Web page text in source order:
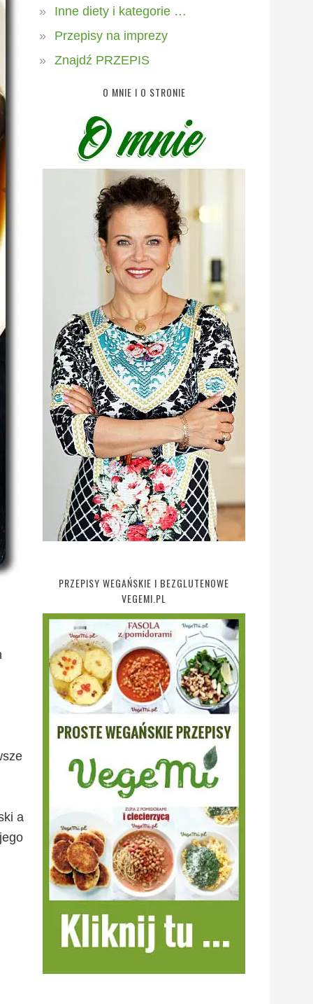
a
Inne diety i kategorie …
Przepisy na imprezy
Znajdź PRZEPIS
O MNIE I O STRONIE
PRZEPISY WEGAŃSKIE I BEZGLUTENOWE
VEGEMI.PL